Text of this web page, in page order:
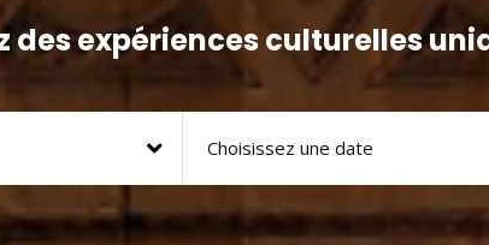
des expériences culturelles
Choisissez une date